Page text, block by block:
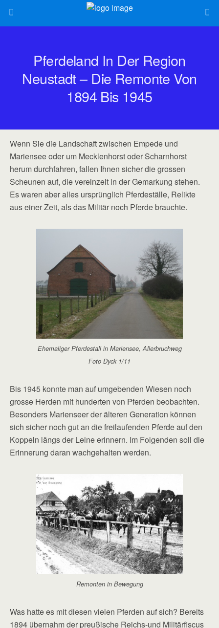
Pferdeland In Der Region
Neustadt – Die Remonte Von
1894 Bis 1945
Wenn Sie die Landschaft zwischen Empede und
Mariensee oder um Mecklenhorst oder Scharnhorst
herum durchfahren, fallen Ihnen sicher die grossen
Scheunen auf, die vereinzelt in der Gemarkung stehen.
Es waren aber alles ursprünglich Pferdeställe, Relikte
aus einer Zeit, als das Militär noch Pferde brauchte.
Ehemaliger Pferdestall in Mariensee, Allerbruchweg
Foto Dyck 1/11
Bis 1945 konnte man auf umgebenden Wiesen noch
grosse Herden mit hunderten von Pferden beobachten.
Besonders Marienseer der älteren Generation können
sich sicher noch gut an die freilaufenden Pferde auf den
Koppeln längs der Leine erinnern. Im Folgenden soll die
Erinnerung daran wachgehalten werden.
Remonten in Bewegung
Was hatte es mit diesen vielen Pferden auf sich? Bereits
1894 übernahm der preußische Reichs-und Militärfiscus